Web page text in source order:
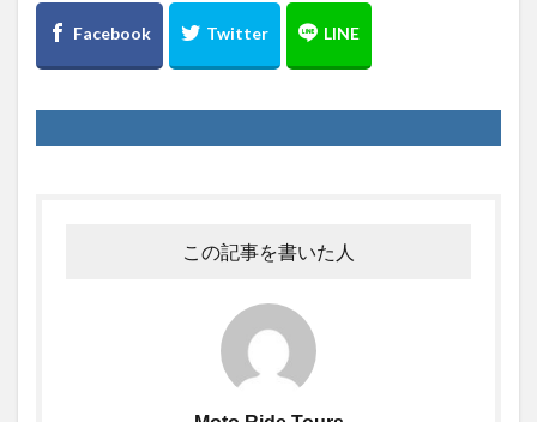
この記事を書いた人